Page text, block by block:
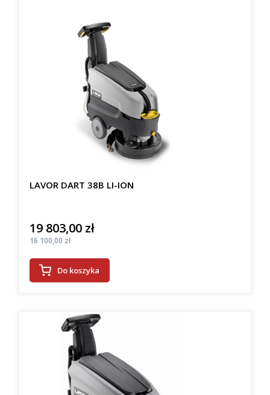
LAVOR DART 38B LI-ION
Cena
19 803,00 zł
Cena
16 100,00 zł
Do koszyka